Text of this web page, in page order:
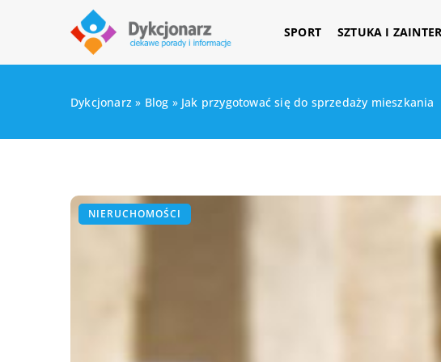
SPORT SZTUKA I
Dykcjonarz » Blog » Jak przygotować się do sprzedaży mieszkania
NIERUCHOMOŚCI